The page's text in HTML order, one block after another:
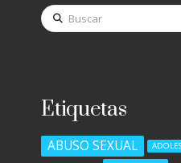
Buscar
Etiquetas
ABUSO SEXUAL